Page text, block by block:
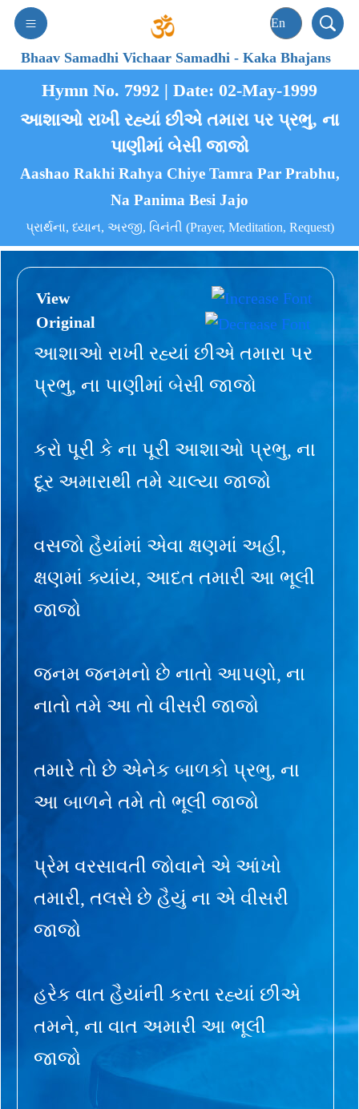
Bhaav Samadhi Vichaar Samadhi-Kaka Bhajans
Hymn No. 7992 | Date: 02-May-1999
આશાઓ રાખી રહ્યાં છીએ તમારા પર પ્રભુ, ના
પાણીમાં બેસી જાજો
Aashao Rakhi Rahya Chiye Tamra Par Prabhu,
Na Panima Besi Jajo
પ્રાર્થના, ધ્યાન, અરજી, વિનંતી (Prayer, Meditation, Request)
View
Original
આશાઓ રાખી રહ્યાં છીએ તમારા પર
પ્રભુ, ના પાણીમાં બેસી જાજો
કરો પૂરી કે ના પૂરી આશાઓ પ્રભુ, ના
દૂર અમારાથી તમે ચાલ્યા જાજો
વસજો હૈયાંમાં એવા ક્ષણમાં અહીં,
ક્ષણમાં ક્યાંય, આદત તમારી આ ભૂલી
જાજો
જનમ જનમનો છે નાતો આપણો, ના
નાતો તમે આ તો વીસરી જાજો
તમારે તો છે એનેક બાળકો પ્રભુ, ના
આ બાળને તમે તો ભૂલી જાજો
પ્રેમ વરસાવતી જોવાને એ આંખો
તમારી, તલસે છે હૈયું ના એ વીસરી
જાજો
હરેક વાત હૈયાંની કરતા રહ્યાં છીએ
તમને, ના વાત અમારી આ ભૂલી
જાજો